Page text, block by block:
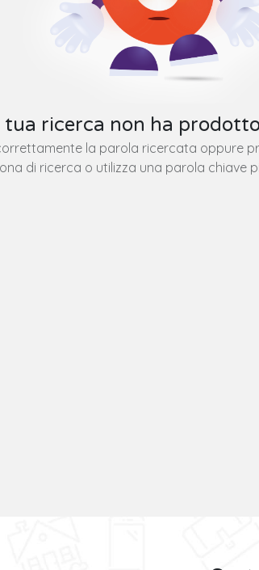
tua ricerca non ha
la parola ricercata oppure
di ricerca o utilizza una parola chiave